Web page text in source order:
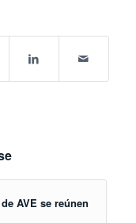
AVE se reúnen